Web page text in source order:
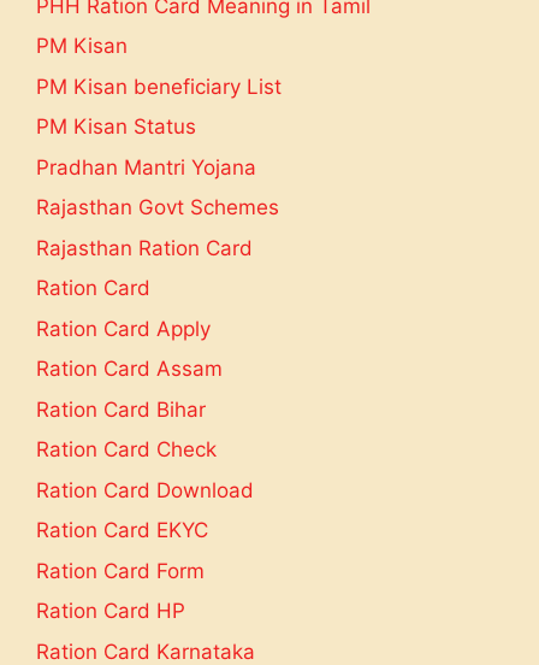
PHH Ration Card Meaning in Tamil
PM Kisan
PM Kisan beneficiary List
PM Kisan Status
Pradhan Mantri Yojana
Rajasthan Govt Schemes
Rajasthan Ration Card
Ration Card
Ration Card Apply
Ration Card Assam
Ration Card Bihar
Ration Card Check
Ration Card Download
Ration Card EKYC
Ration Card Form
Ration Card HP
Ration Card Karnataka